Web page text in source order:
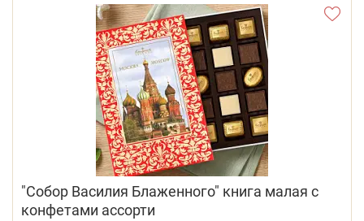
"Собор Василия Блаженного" книга малая с
конфетами ассорти